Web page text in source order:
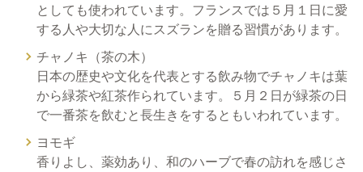
としても使われています。フランスでは５月１日に愛
する人や大切な人にスズランを贈る習慣があります。
チャノキ（茶の木）
日本の歴史や文化を代表とする飲み物でチャノキは葉
から緑茶や紅茶作られています。５月２日が緑茶の日
で一番茶を飲むと長生きをするともいわれています。
ヨモギ
香りよし、薬効あり、和のハーブで春の訪れを感じさ